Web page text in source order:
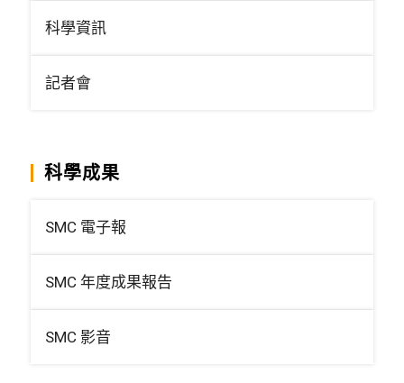
科學資訊
記者會
科學成果
SMC 電子報
SMC 年度成果報告
SMC 影音